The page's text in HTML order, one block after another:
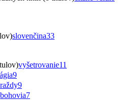
slovenčina33
vyšetrovanie11
9
9
bohovia7